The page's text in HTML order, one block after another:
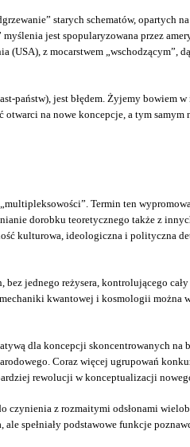
starych schematów, opartych
jest spopularyzowana przez
(USA), z mocarstwem „wschodzącym”,
państw), jest błędem. Żyjemy bowiem
na nowe koncepcje, a tym samym
Termin ten
dorobku teoretycznego także z
kulturowa, ideologiczna i polityczna
jednego reżysera, kontrolującego
kwantowej i kosmologii można
dla koncepcji skoncentrowanych na
Coraz więcej ugrupowań
rewolucji w konceptualizacji
czynienia z rozmaitymi odsłonami
spełniały podstawowe funkcje